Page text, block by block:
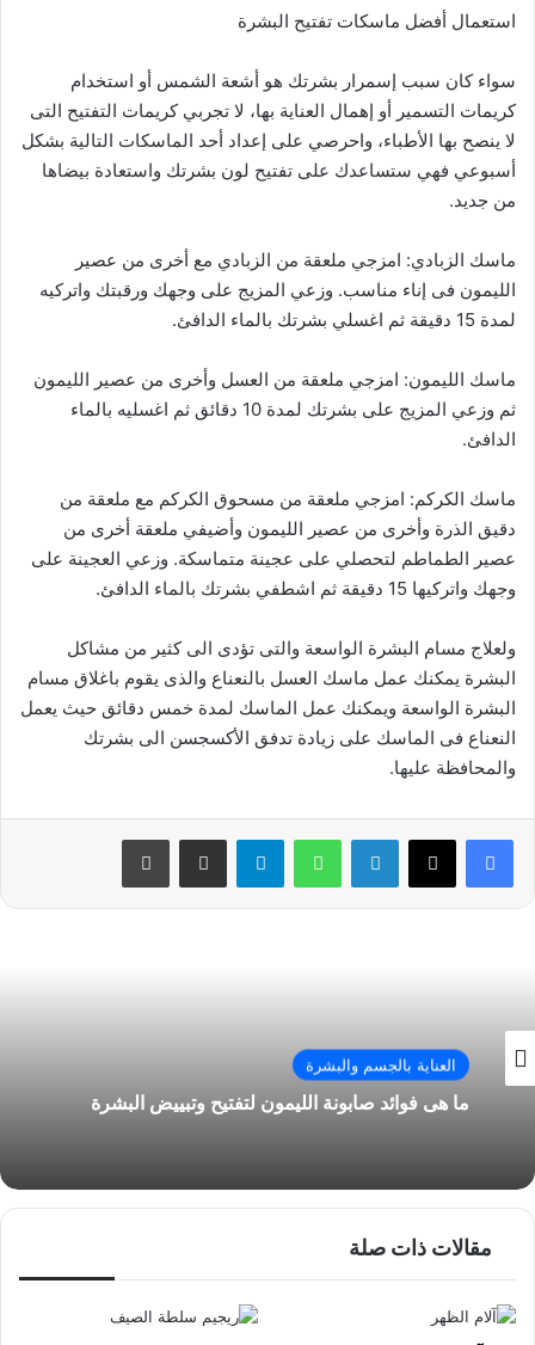
استعمال أفضل ماسكات تفتيح البشرة
سواء كان سبب إسمرار بشرتك هو أشعة الشمس أو استخدام
كريمات التسمير أو إهمال العناية بها، لا تجربي كريمات التفتيح التى
لا ينصح بها الأطباء، واحرصي على إعداد أحد الماسكات التالية بشكل
أسبوعي فهي ستساعدك على تفتيح لون بشرتك واستعادة بيضاها
من جديد.
ماسك الزبادي: امزجي ملعقة من الزبادي مع أخرى من عصير
الليمون فى إناء مناسب. وزعي المزيج على وجهك ورقبتك واتركيه
لمدة 15 دقيقة ثم اغسلي بشرتك بالماء الدافئ.
ماسك الليمون: امزجي ملعقة من العسل وأخرى من عصير الليمون
ثم وزعي المزيج على بشرتك لمدة 10 دقائق ثم اغسليه بالماء
الدافئ.
ماسك الكركم: امزجي ملعقة من مسحوق الكركم مع ملعقة من
دقيق الذرة وأخرى من عصير الليمون وأضيفي ملعقة أخرى من
عصير الطماطم لتحصلي على عجينة متماسكة. وزعي العجينة على
وجهك واتركيها 15 دقيقة ثم اشطفي بشرتك بالماء الدافئ.
ولعلاج مسام البشرة الواسعة والتى تؤدى الى كثير من مشاكل
البشرة يمكنك عمل ماسك العسل بالنعناع والذى يقوم باغلاق مسام
البشرة الواسعة ويمكنك عمل الماسك لمدة خمس دقائق حيث يعمل
النعناع فى الماسك على زيادة تدفق الأكسجسن الى بشرتك
والمحافظة عليها.
فيسبوك ‫X لينكدإن واتساب تيلقرام مشاركة عبر البريد طباعة
العناية بالجسم والبشرة
ما هى فوائد صابونة الليمون لتفتيح وتبييض البشرة
مقالات ذات صلة